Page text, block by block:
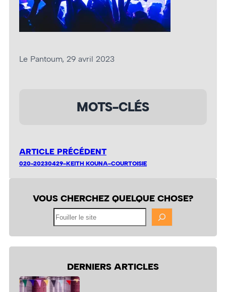
Le Pantoum, 29 avril 2023
MOTS-CLÉS
ARTICLE PRÉCÉDENT
020-20230429-KEITH KOUNA-COURTOISIE
VOUS CHERCHEZ QUELQUE CHOSE?
DERNIERS ARTICLES